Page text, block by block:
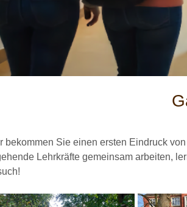
bekommen Sie einen ersten Eindruck
Lehrkräfte gemeinsam arbeiten,